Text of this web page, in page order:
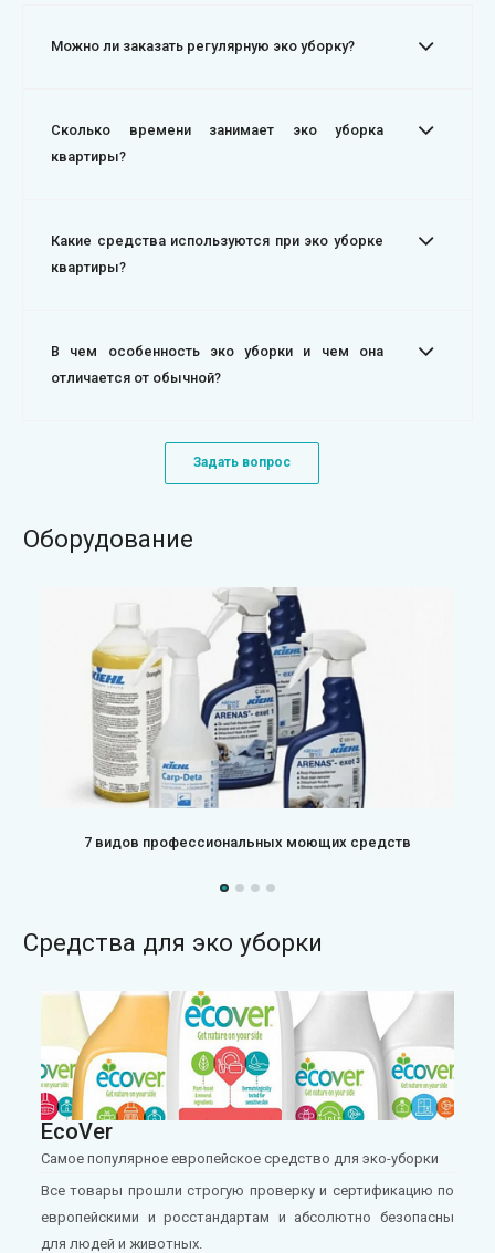
Можно ли заказать регулярную эко уборку?
Сколько времени занимает эко уборка
квартиры?
Какие средства используются при эко уборке
квартиры?
В чем особенность эко уборки и чем она
отличается от обычной?
Задать вопрос
Оборудование
7 видов профессиональных моющих средств
Средства для эко уборки
EcoVer
Самое популярное европейское средство для эко-уборки
Все товары прошли строгую проверку и сертификацию по
европейскими и росстандартам и абсолютно безопасны
для людей и животных.